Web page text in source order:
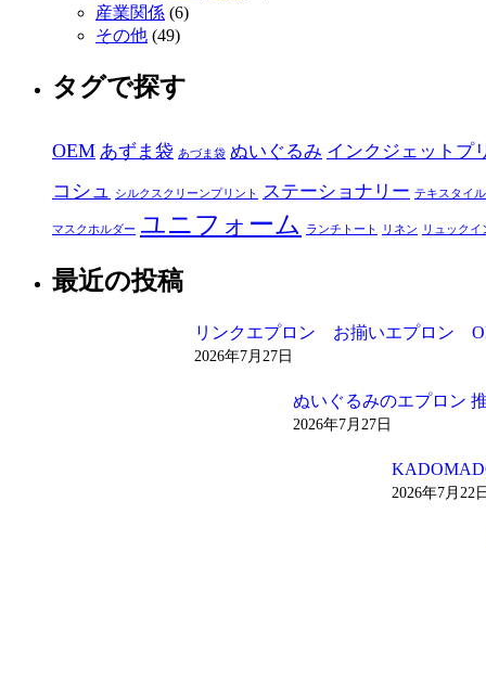
産業関係 (6)
その他 (49)
タグで探す
OEM あずま袋 あづま袋 ぬいぐるみ インクジェットプ
コシュ
シルクスクリーンプリント ステーショナリー テキスタイ
マスクホルダー ユニフォーム ランチトート リネン リュックイ
最近の投稿
リンクエプロン お揃いエプロン
2026年7月27日
ぬいぐるみのエプロン
2026年7月27日
2026年7月22